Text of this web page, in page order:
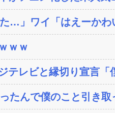
…」ワイ「はえーか
ｗｗ
テレビと縁切り宣言「
たんで僕のこと引き取